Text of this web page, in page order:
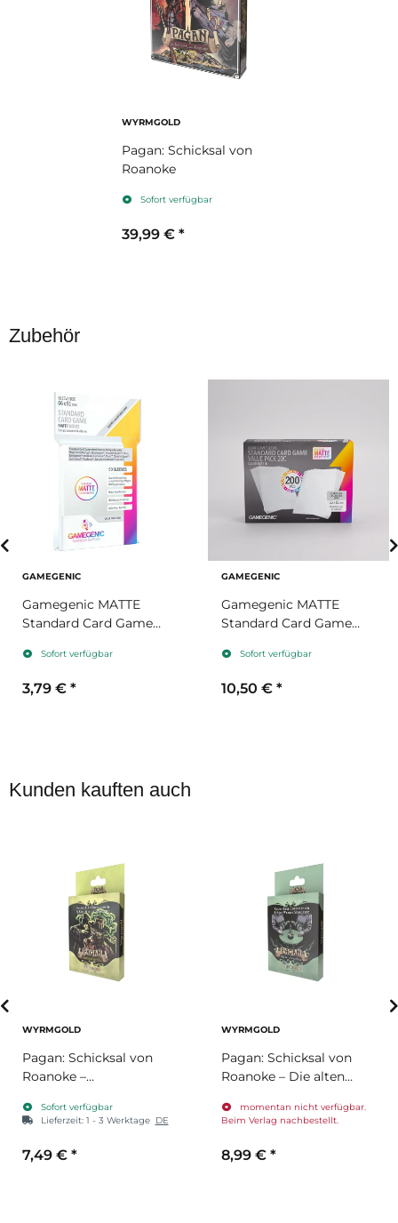
WYRMGOLD
Pagan: Schicksal von
Roanoke
Sofort verfügbar
39,99 € *
Zubehör
GAMEGENIC
Gamegenic MATTE
Standard Card Game
91mmSofort verfügbar
3,79 € *
GAMEGENIC
Gamegenic MATTE
Standard Card Game
91mm Value Pack
Sofort verfügbar
10,50 € *
Kunden kauften auch
WYRMGOLD
Pagan: Schicksal von
Roanoke –
Ergänzungspack)
Sofort verfügbar
Lieferzeit: 1 - 3 Werktage DE
7,49 € *
WYRMGOLD
Pagan: Schicksal von
Roanoke – Die alten
Ergänzungspack)
momentan nicht verfügbar.
Beim Verlag nachbestellt.
8,99 € *